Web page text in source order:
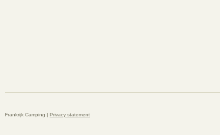
Frankrijk Camping | Privacy statement